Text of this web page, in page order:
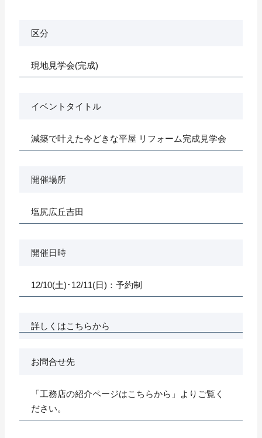
区分
現地見学会(完成)
イベントタイトル
減築で叶えた今どきな平屋 リフォーム完成見学会
開催場所
塩尻広丘吉田
開催日時
12/10(土)･12/11(日)：予約制
詳しくはこちらから
お問合せ先
「工務店の紹介ページはこちらから」よりご覧く
ださい。